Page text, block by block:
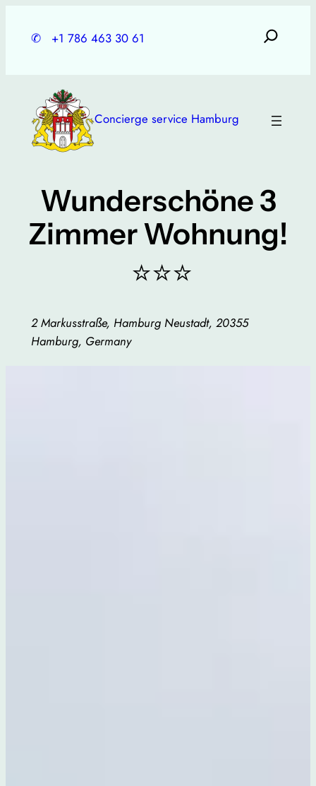
✆ +1 786 463 30 61
Concierge service Hamburg
Wunderschöne 3
Zimmer Wohnung!
⭐⭐⭐
2 Markusstraße, Hamburg Neustadt, 20355
Hamburg, Germany